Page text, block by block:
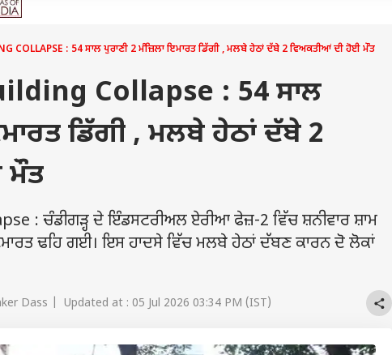
ਉਲੰਪਿਕ
ਮਿਉਚੁਅਲ ਫੰਡ
ਚੋਣਾਂ 2025
ਟ੍ਰੈਂਡਿੰਗ
COLLAPSE : 54 ਸਾਲ ਪੁਰਾਣੀ 2 ਮੰਜ਼ਿਲਾ ਇਮਾਰਤ ਡਿੱਗੀ , ਮਲਬੇ ਹੇਠਾਂ ਦੱਬੇ 2 ਵਿਅਕਤੀਆਂ ਦੀ ਹੋਈ ਮੌਤ
Collapse : 54 ਸਾਲ
ਡਿੱਗੀ , ਮਲਬੇ ਹੇਠਾਂ ਦੱਬੇ 2
ਮੌਤ
: ਚੰਡੀਗੜ੍ਹ ਦੇ ਇੰਡਸਟਰੀਅਲ ਏਰੀਆ ਫੇਜ਼-2 ਵਿੱਚ ਸ਼ਨੀਵਾਰ ਸ਼ਾਮ
ਢਹਿ ਗਈ। ਇਸ ਹਾਦਸੇ ਵਿੱਚ ਮਲਬੇ ਹੇਠਾਂ ਦੱਬਣ ਕਾਰਨ ਦੋ ਲੋਕਾਂ
Dass | Updated at : 05 Jul 2026 03:34 PM (IST)